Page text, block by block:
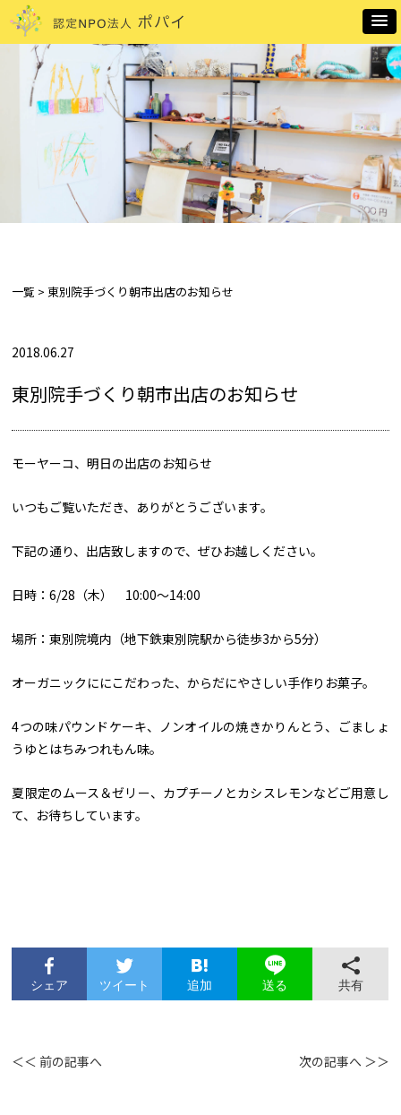
一覧 > 東別院手づくり朝市出店のお知らせ
2018.06.27
東別院手づくり朝市出店のお知らせ
モーヤーコ、明日の出店のお知らせ
いつもご覧いただき、ありがとうございます。
下記の通り、出店致しますので、ぜひお越しください。
日時：6/28（木） 10:00～14:00
場所：東別院境内（地下鉄東別院駅から徒歩3から5分）
オーガニックににこだわった、からだにやさしい手作りお菓子。
4つの味パウンドケーキ、ノンオイルの焼きかりんとう、ごましょ
うゆとはちみつれもん味。
夏限定のムース＆ゼリー、カプチーノとカシスレモンなどご用意し
て、お待ちしています。
シェア ツイート 追加 送る 共有
＜＜ 前の記事へ 次の記事へ ＞＞